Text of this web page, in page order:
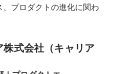
、プロダクトの進化に関わ
式会社（キャリア